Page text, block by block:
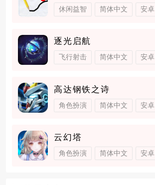
休闲益智 简体中文 安卓
逐光启航
飞行射击 简体中文 安卓
高达钢铁之诗
角色扮演 简体中文 安卓
云幻塔
角色扮演 简体中文 安卓